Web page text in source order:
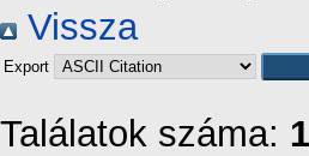
Vissza
Export
Találatok száma: 1